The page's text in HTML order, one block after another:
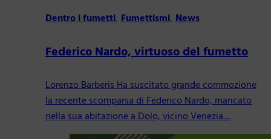
Dentro i fumetti,Fumettismi,News
Federico Nardo, virtuoso del fumetto
Lorenzo Barberis Ha suscitato grande commozione
la recente scomparsa di Federico Nardo, mancato
nella sua abitazione a Dolo, vicino Venezia…